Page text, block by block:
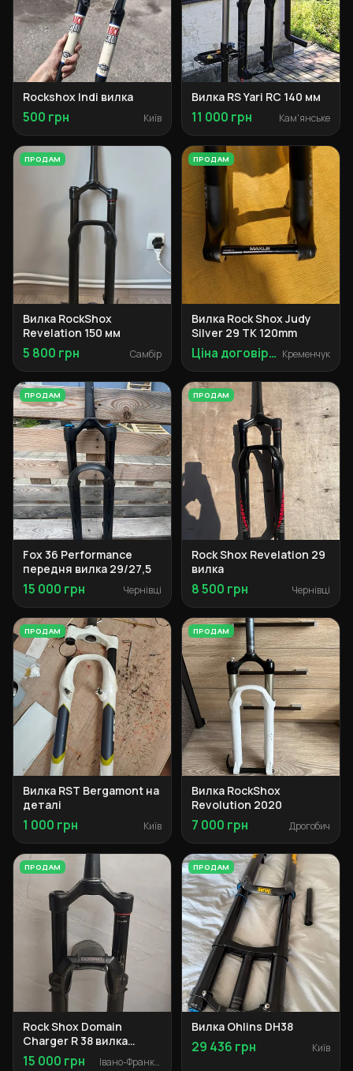
Rockshox Indi вилка
500 грн Київ
Вилка RS Yari RC 140 мм
11 000 грн Кам'янське
ПРОДАМ
Вилка RockShox
Revelation 150 мм
5 800 грн Самбір
ПРОДАМ
Вилка Rock Shox Judy
Silver 29 TK 120mm
Ціна договірна Кременчук
ПРОДАМ
Fox 36 Performance
передня вилка 29/27,5
15 000 грн Чернівці
ПРОДАМ
Rock Shox Revelation 29
вилка
8 500 грн Чернівці
ПРОДАМ
Вилка RST Bergamont на
деталі
1 000 грн Київ
ПРОДАМ
Вилка RockShox
Revolution 2020
7 000 грн Дрогобич
ПРОДАМ
Rock Shox Domain
Charger R 38 вилка
160мм
15 000 грн Івано-Франківськ
ПРОДАМ
Вилка Ohlins DH38
29 436 грн Київ